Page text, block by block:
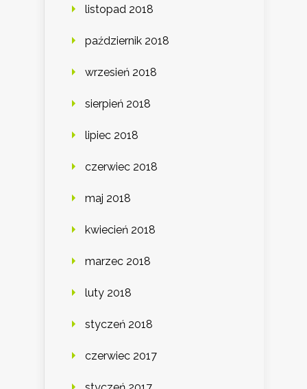
listopad 2018
październik 2018
wrzesień 2018
sierpień 2018
lipiec 2018
czerwiec 2018
maj 2018
kwiecień 2018
marzec 2018
luty 2018
styczeń 2018
czerwiec 2017